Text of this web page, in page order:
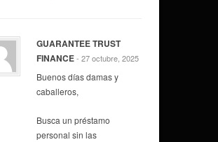
GUARANTEE TRUST
FINANCE- 27 octubre, 2025
Buenos días damas y
caballeros,
Busca un préstamo
personal sin las